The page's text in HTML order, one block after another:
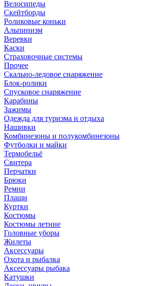
Велосипеды
Скейтборды
Роликовые коньки
Альпинизм
Веревки
Каски
Страховочные системы
Прочее
Скально-ледовое снаряжение
Блок-ролики
Спусковое снаряжение
Карабины
Зажимы
Одежда для туризма и отдыха
Нашивки
Комбинезоны и полукомбинезоны
Футболки и майки
Термобельё
Свитера
Перчатки
Брюки
Ремни
Плащи
Куртки
Костюмы
Костюмы летние
Головные уборы
Жилеты
Аксессуары
Охота и рыбалка
Аксессуары рыбака
Катушки